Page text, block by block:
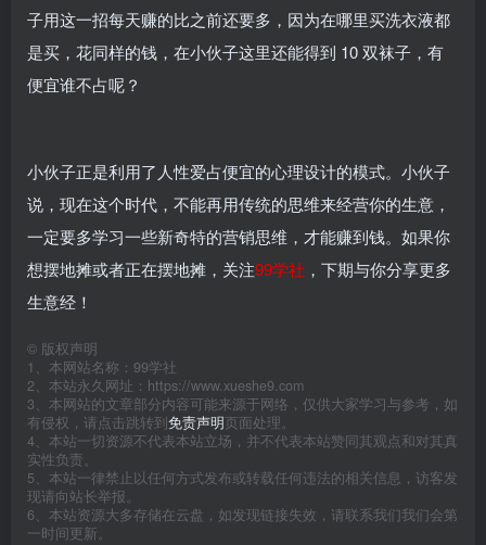
子用这一招每天赚的比之前还要多，因为在哪里买洗衣液都
是买，花同样的钱，在小伙子这里还能得到 10 双袜子，有
便宜谁不占呢？
小伙子正是利用了人性爱占便宜的心理设计的模式。小伙子
说，现在这个时代，不能再用传统的思维来经营你的生意，
一定要多学习一些新奇特的营销思维，才能赚到钱。如果你
想摆地摊或者正在摆地摊，关注99学社 ，下期与你分享更多
生意经！
© 版权声明
1、本网站名称：99学社
2、本站永久网址：https://www.xueshe9.com
3、本网站的文章部分内容可能来源于网络，仅供大家学习与参考，如
有侵权，请点击跳转到免责声明页面处理。
4、本站一切资源不代表本站立场，并不代表本站赞同其观点和对其真
实性负责。
5、本站一律禁止以任何方式发布或转载任何违法的相关信息，访客发
现请向站长举报。
6、本站资源大多存储在云盘，如发现链接失效，请联系我们我们会第
一时间更新。